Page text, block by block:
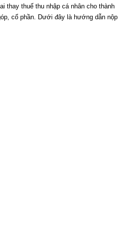
thay thuế thu nhập cá nhân cho thành
cổ phần. Dưới đây là hướng dẫn nộp